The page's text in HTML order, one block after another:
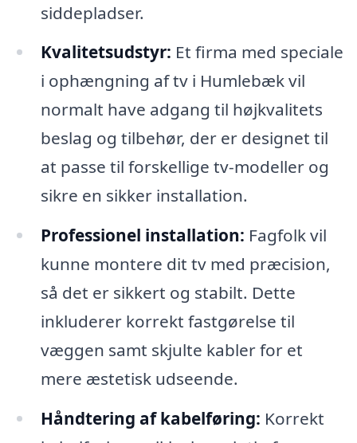
siddepladser.
Kvalitetsudstyr: Et firma med speciale
i ophængning af tv i Humlebæk vil
normalt have adgang til højkvalitets
beslag og tilbehør, der er designet til
at passe til forskellige tv-modeller og
sikre en sikker installation.
Professionel installation: Fagfolk vil
kunne montere dit tv med præcision,
så det er sikkert og stabilt. Dette
inkluderer korrekt fastgørelse til
væggen samt skjulte kabler for et
mere æstetisk udseende.
Håndtering af kabelføring: Korrekt